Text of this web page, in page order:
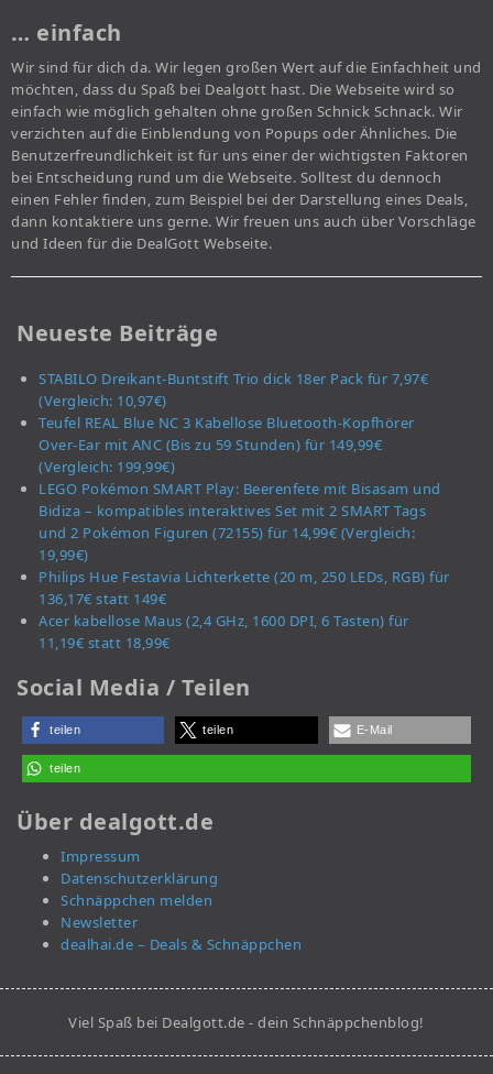
… einfach
Wir sind für dich da. Wir legen großen Wert auf die Einfachheit und
möchten, dass du Spaß bei Dealgott hast. Die Webseite wird so
einfach wie möglich gehalten ohne großen Schnick Schnack. Wir
verzichten auf die Einblendung von Popups oder Ähnliches. Die
Benutzerfreundlichkeit ist für uns einer der wichtigsten Faktoren
bei Entscheidung rund um die Webseite. Solltest du dennoch
einen Fehler finden, zum Beispiel bei der Darstellung eines Deals,
dann kontaktiere uns gerne. Wir freuen uns auch über Vorschläge
und Ideen für die DealGott Webseite.
Neueste Beiträge
STABILO Dreikant-Buntstift Trio dick 18er Pack für 7,97€
(Vergleich: 10,97€)
Teufel REAL Blue NC 3 Kabellose Bluetooth-Kopfhörer
Over-Ear mit ANC (Bis zu 59 Stunden) für 149,99€
(Vergleich: 199,99€)
LEGO Pokémon SMART Play: Beerenfete mit Bisasam und
Bidiza – kompatibles interaktives Set mit 2 SMART Tags
und 2 Pokémon Figuren (72155) für 14,99€ (Vergleich:
19,99€)
Philips Hue Festavia Lichterkette (20 m, 250 LEDs, RGB) für
136,17€ statt 149€
Acer kabellose Maus (2,4 GHz, 1600 DPI, 6 Tasten) für
11,19€ statt 18,99€
Social Media / Teilen
teilen teilen E-Mail
teilen
Über dealgott.de
Impressum
Datenschutzerklärung
Schnäppchen melden
Newsletter
dealhai.de – Deals & Schnäppchen
Viel Spaß bei Dealgott.de - dein Schnäppchenblog!